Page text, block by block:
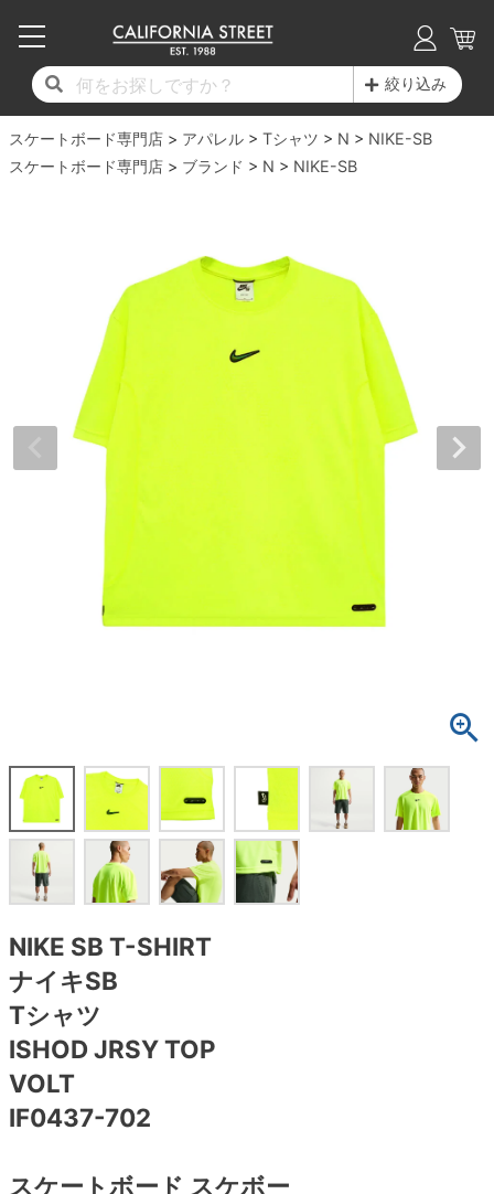
絞り込み
スケートボード専門店 アパレル Tシャツ N
NIKE-SB
スケートボード専門店
ブランド N NIKE-SB
NIKE SB T-SHIRT
ナイキSB
Tシャツ
ISHOD JRSY TOP
VOLT
IF0437-702
スケートボード スケボー
17時までのご注文は当日発送！
11,000円以上で送料無料！
毎月1日はポイント5倍！10日と20日は3倍！
17時までのご注文は当日発送！
11,000円以上で送料無料！
毎月1日はポイント5倍！10日と20日は3倍！
デッキブランド一覧（全てのデッキ）
サイズからデッキを選ぶ
子供用デッキ
7.0inch以下
7.7inch
8.4inch
8.5inch
8.7inch
8.8inch
8.9inch
トラック
17時までのご注文は当日発送！
11,000円以上で送料無料！
毎月1日はポイント5倍！10日と20日は3倍！
トラックブランド一覧（全てのトラック）
適合デッキサイズから選ぶ
7.0inch以下
7.2inch
7.8inch
8.5inch
8.6inch
8.8inch
8.9inch
9.0inch以上
ウィール
17時までのご注文は当日発送！
11,000円以上で送料無料！
毎月1日はポイント5倍！10日と20日は3倍！
ウィールブランド一覧（全てのウィール）
ウィールをサイズから選ぶ
50mm
51mm
56mm
64mm
65mm
72mm
75mm
110mm
スピットファイヤー F4（フォーミュラフォ
ボーンズ XF（エックスフォーミュラ）
ボーンズ STF（エスティーエフ）
ベアリング
ボルト
パーツ・その他
練習用アイテム（初心者におすすめ）
スケートケース・バッグ
メディア（雑誌・DVD・CD）
17時までのご注文は当日発送！
11,000円以上で送料無料！
毎月1日はポイント5倍！10日と20日は3倍！
シューズをサイズから選ぶ
20cm
21cm
24cm
27.5cm
28cm
29cm
29.5cm
30cm
インソール
シューレース・その他
17時までのご注文は当日発送！
11,000円以上で送料無料！
毎月1日はポイント5倍！10日と20日は3倍！
ジャケット
パーカー
トレーナー・セーター
ショーツ
長袖ボタンシャツ
キャップ
ソックス
アンダーウエア
サイズの測り方
17時までのご注文は当日発送！
11,000円以上で送料無料！
毎月1日はポイント5倍！10日と20日は3倍！
17時までのご注文は当日発送！
11,000円以上で送料無料！
毎月1日はポイント5倍！10日と20日は3倍！
スタッフおすすめアイテム
ブランド紹介
INFO
スケートパーク情報
17時までのご注文は当日発送！
11,000円以上で送料無料！
毎月1日はポイント5倍！10日と20日は3倍！
スタッフ紹介
カリフォルニアストリートの歴史
求人情報
プライバシーポリシー
特定商取引法に基づく表記